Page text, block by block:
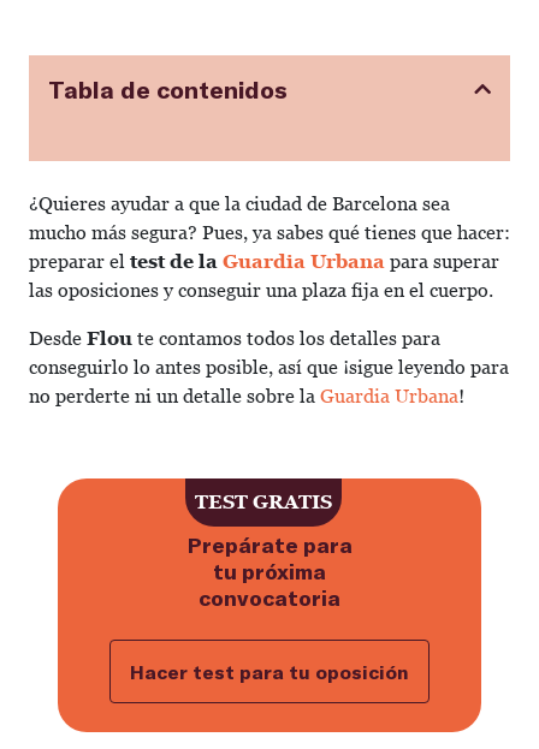
Tabla de contenidos
¿Quieres ayudar a que la ciudad de Barcelona sea
mucho más segura? Pues, ya sabes qué tienes que hacer:
preparar el test de la Guardia Urbana para superar
las oposiciones y conseguir una plaza fija en el cuerpo.
Desde Flou te contamos todos los detalles para
conseguirlo lo antes posible, así que ¡sigue leyendo para
no perderte ni un detalle sobre la Guardia Urbana!
Haz ahora el test gratuito para
Prepárate para
tu próxima
convocatoria
Hacer test para tu oposición
TEST GRATIS